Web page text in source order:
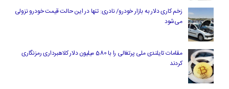
زخم کاری دلار به بازار خودرو/ نادری: تنها در این حالت قیمت خودرو نزولی
می‌شود
مقامات تایلندی ملی پرتغالی را با 580 میلیون دلار کلاهبرداری رمزنگاری
کردند